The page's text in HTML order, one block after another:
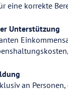
eine korrekte
Unterstützung
an